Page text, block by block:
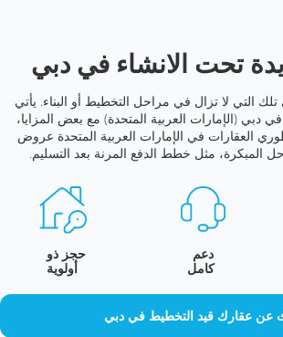
تحت الانشاء في دبي
التي لا تزال في مراحل التخطيط أو البناء. يأتي
دبي (الإمارات العربية المتحدة) مع بعض المزايا،
العقارات في الإمارات العربية المتحدة عروض
المبكرة، مثل خطط الدفع المرنة بعد التسليم.
دعم
كامل
حجز ذو
أولوية
عن عقارك قيد التخطيط في دبي